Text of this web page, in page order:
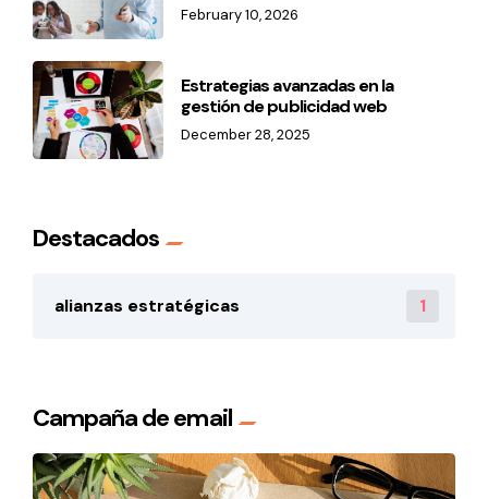
February 10, 2026
Estrategias avanzadas en la
gestión de publicidad web
December 28, 2025
Destacados
alianzas estratégicas 1
Campaña de email